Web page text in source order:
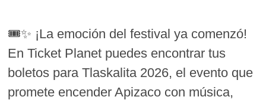
🎟️✨ ¡La emoción del festival ya comenzó!
En Ticket Planet puedes encontrar tus
boletos para Tlaskalita 2026, el evento que
promete encender Apizaco con música,